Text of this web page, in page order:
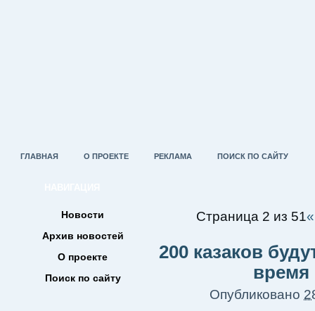
ГЛАВНАЯ О ПРОЕКТЕ РЕКЛАМА ПОИСК ПО САЙТУ
Новости
Архив новостей
О проекте
Поиск по сайту
Страница 2 из 51«
200 казаков
время
Опубликовано